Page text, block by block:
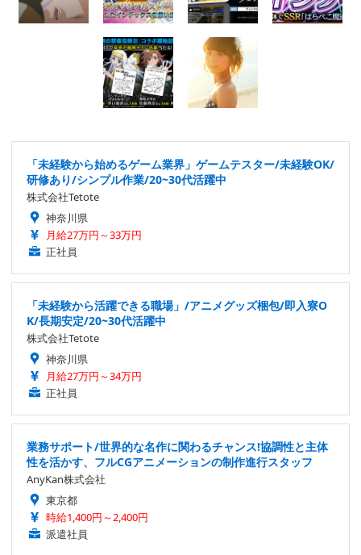
「未経験から始めるゲーム業界」ゲームテスター/未経験OK/
研修あり/シンプル作業/20~30代活躍中
株式会社Tetote
神奈川県
月給27万円～33万円
正社員
「未経験から活躍できる職場」/アニメグッズ梱包/即入寮O
K/長期安定/20~30代活躍中
株式会社Tetote
神奈川県
月給27万円～34万円
正社員
業務サポート/世界的な名作に関わるチャンス!協調性と主体
性を活かす、フルCGアニメーションの制作進行スタッフ
AnyKan株式会社
東京都
時給1,400円～2,400円
派遣社員